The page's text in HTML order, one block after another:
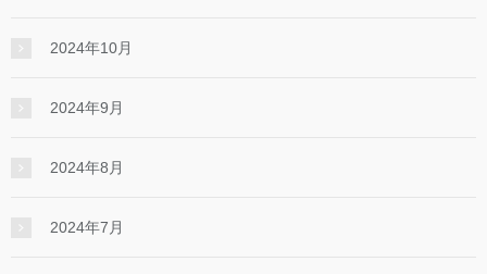
2024年10月
2024年9月
2024年8月
2024年7月